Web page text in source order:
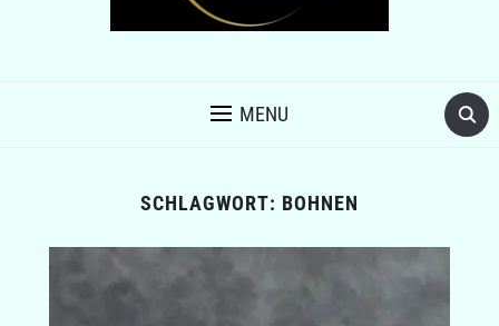
MENU
SCHLAGWORT: BOHNEN